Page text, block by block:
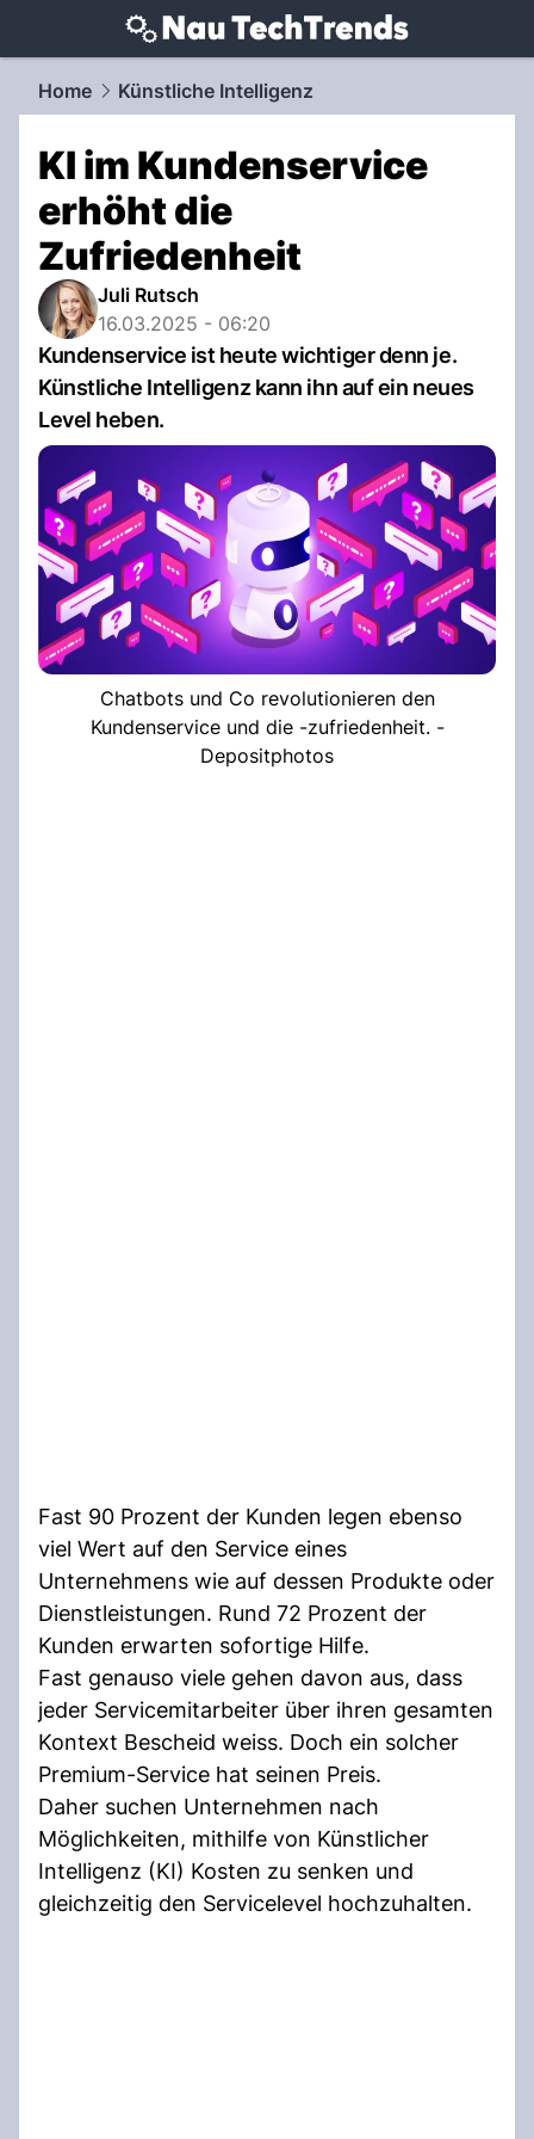
techtrends.NAU.ch
Home Künstliche Intelligenz
KI im Kundenservice
erhöht die
Zufriedenheit
Juli Rutsch
16.03.2025 - 06:20
Kundenservice ist heute wichtiger denn je.
Künstliche Intelligenz kann ihn auf ein neues
Level heben.
Chatbots und Co revolutionieren den
Kundenservice und die -zufriedenheit. -
Depositphotos
Fast 90 Prozent der Kunden legen ebenso
viel Wert auf den Service eines
Unternehmens wie auf dessen Produkte oder
Dienstleistungen. Rund 72 Prozent der
Kunden erwarten sofortige Hilfe.
Fast genauso viele gehen davon aus, dass
jeder Servicemitarbeiter über ihren gesamten
Kontext Bescheid weiss. Doch ein solcher
Premium-Service hat seinen Preis.
Daher suchen Unternehmen nach
Möglichkeiten, mithilfe von Künstlicher
Intelligenz (KI) Kosten zu senken und
gleichzeitig den Servicelevel hochzuhalten.